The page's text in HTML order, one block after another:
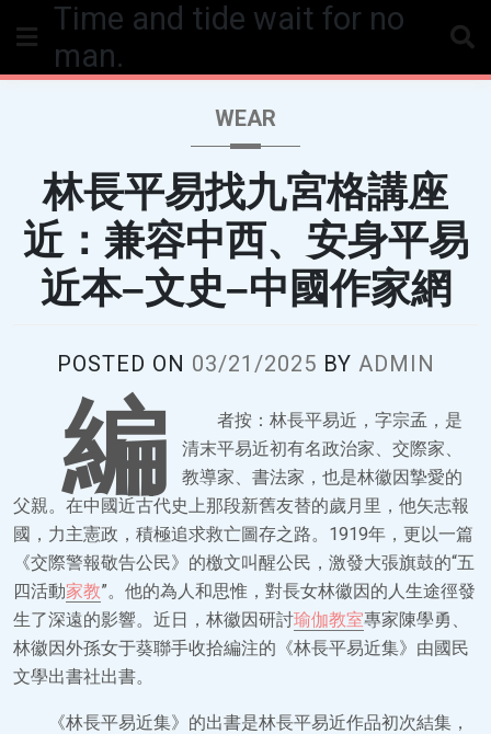
Time and tide wait for no
man.
WEAR
林長平易找九宮格講座
近：兼容中西、安身平易
近本–文史–中國作家網
POSTED ON 03/21/2025 BY ADMIN
編
者按：林長平易近，字宗孟，是
清末平易近初有名政治家、交際家、
教導家、書法家，也是林徽因摯愛的
父親。在中國近古代史上那段新舊友替的歲月里，他矢志報
國，力主憲政，積極追求救亡圖存之路。1919年，更以一篇
《交際警報敬告公民》的檄文叫醒公民，激發大張旗鼓的“五
四活動家教”。他的為人和思惟，對長女林徽因的人生途徑發
生了深遠的影響。近日，林徽因研討瑜伽教室專家陳學勇、
林徽因外孫女于葵聯手收拾編注的《林長平易近集》由國民
文學出書社出書。
《林長平易近集》的出書是林長平易近作品初次結集，